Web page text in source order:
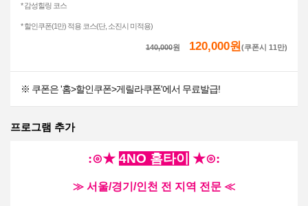
* 감성힐링 코스
* 할인쿠폰(1만) 적용 코스(단, 소진시 미적용)
140,000원 120,000원 (쿠폰시 11만)
※ 쿠폰은 '홈>할인쿠폰>게릴라쿠폰'에서 무료발급!
프로그램 추가
:⊙★ 4NO 홈타이 ★⊙:
≫ 서울/경기/인천 전 지역 전문 ≪